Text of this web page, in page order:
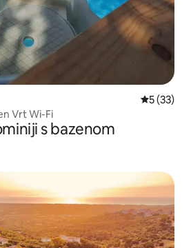
Prosječna
5 (33)
Vrt Wi-Fi
s bazenom